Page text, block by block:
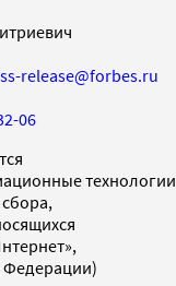
release@forbes.ru
06
технологии
Федерации)